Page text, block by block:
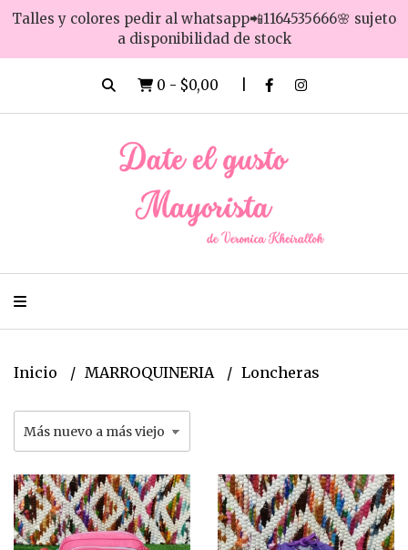
Talles y colores pedir al whatsapp📲1164535666🌸 sujeto
a disponibilidad de stock
0 - $0,00
Inicio MARROQUINERIA Loncheras